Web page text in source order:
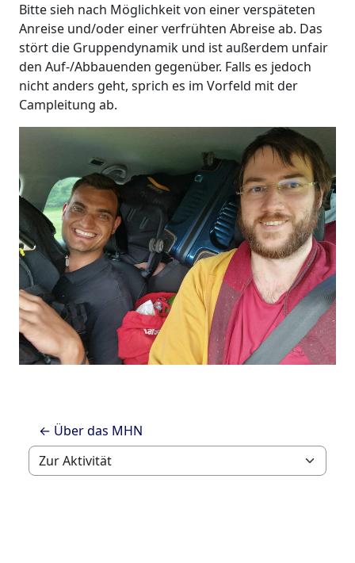
Bitte sieh nach Möglichkeit von einer verspäteten
Anreise und/oder einer verfrühten Abreise ab. Das
stört die Gruppendynamik und ist außerdem unfair
den Auf-/Abbauenden gegenüber. Falls es jedoch
nicht anders geht, sprich es im Vorfeld mit der
Campleitung ab.
← Über das MHN
Zur Aktivität